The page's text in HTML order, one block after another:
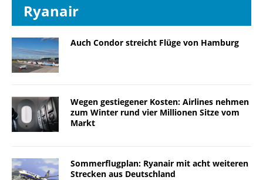
Ryanair
Auch Condor streicht Flüge von Hamburg
Wegen gestiegener Kosten: Airlines nehmen
zum Winter rund vier Millionen Sitze vom
Markt
Sommerflugplan: Ryanair mit acht weiteren
Strecken aus Deutschland